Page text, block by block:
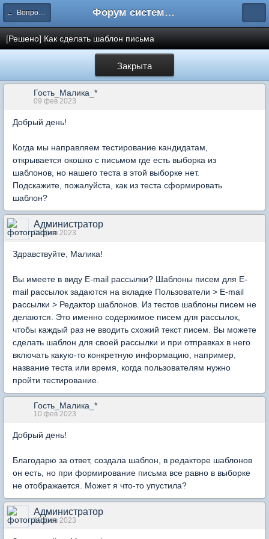
← Вопросы составления тестов Форум системы тестирования INDIGO
[Решено] Как сделать шаблон письма
Закрыта
Гость_Малика_*
09 фев 2023
Добрый день!
Когда мы направляем тестирование кандидатам,
открывается окошко с письмом где есть выборка из
шаблонов, но нашего теста в этой выборке нет.
Подскажите, пожалуйста, как из теста сформировать
шаблон?
Администратор
09 фев 2023
Здравствуйте, Малика!
Вы имеете в виду E-mail рассылки? Шаблоны писем для E-
mail рассылок задаются на вкладке Пользователи > E-mail
рассылки > Редактор шаблонов. Из тестов шаблоны писем не
делаются. Это именно содержимое писем для рассылок,
чтобы каждый раз не вводить схожий текст писем. Вы можете
сделать шаблон для своей рассылки и при отправках в него
включать какую-то конкретную информацию, например,
название теста или время, когда пользователям нужно
пройти тестирование.
Гость_Малика_*
10 фев 2023
Добрый день!
Благодарю за ответ, создала шаблон, в редакторе шаблонов
он есть, но при формирование письма все равно в выборке
не отображается. Может я что-то упустила?
Администратор
10 фев 2023